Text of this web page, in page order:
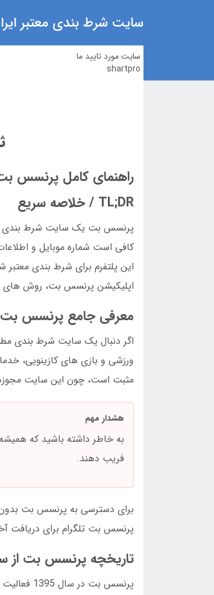
سایت شرط بندی معتبر
سایت مورد تایید ما
shartpro
راهنمای کامل پرنسس
TL;DR / خلاصه سریع
کافی است شماره موبایل و
این پلتفرم برای شرط بندی معتبر
اپلیکیشن پرنسس بت، روش های
معرفی جامع پرنسس بت
اگر دنبال یک سایت شرط بندی
ورزشی و بازی های کازینویی،
مثبت است، چون این سایت
هشدار مهم
به خاطر داشته باشید که
فریب دهند.
برای دسترسی به پرنسس بت بدون
پرنسس بت تلگرام برای دریافت
تاریخچه پرنسس بت از سال
پرنسس